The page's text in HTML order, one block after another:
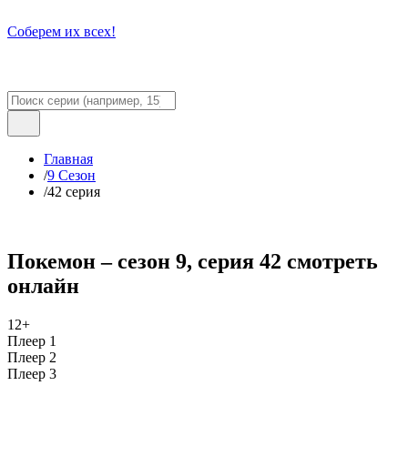
Соберем их всех!
Главная
/9 Сезон
/42 серия
Покемон – сезон 9, серия 42 смотреть
онлайн
12+
Плеер 1
Плеер 2
Плеер 3